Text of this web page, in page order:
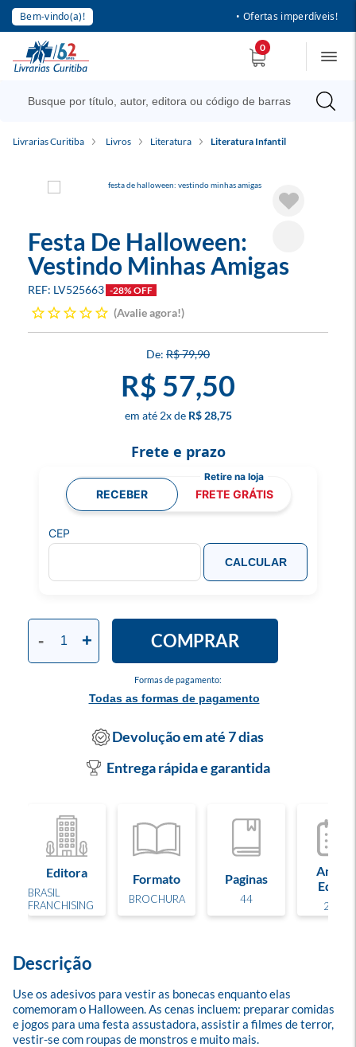
Bem-vindo(a)! • Ofertas imperdíveis!
0
Livrarias Curitiba Livros Literatura Literatura Infantil
Festa De Halloween:
Vestindo Minhas Amigas
LV525663 -28% OFF
Avalie agora!
R$ 79,90
R$ 57,50
2x R$ 28,75
Formas de pagamento:
Todas as formas de pagamento
- + COMPRAR
Frete e prazo
RECEBER FRETE GRÁTIS
CEP
CALCULAR
Devolução em até 7 dias
Entrega rápida e garantida
Editora
BRASIL
FRANCHISING
Formato
BROCHURA
Paginas
44
Ano de
Edição
2024
Descrição
Use os adesivos para vestir as bonecas enquanto elas
comemoram o Halloween. As cenas incluem: preparar comidas
e jogos para uma festa assustadora, assistir a filmes de terror,
vestir-se com roupas de monstros e muito mais.